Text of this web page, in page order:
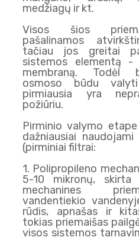
medžiagų ir kt.
Visos šios
pašalinamos
tačiau jos greitai
sistemos elementą -
membraną. Todėl
osmoso būdu
pirmiausia yra
požiūriu.
Pirminio valymo
dažniausiai
(pirminiai filtrai:
1. Polipropileno
5-10 mikronų,
mechanines
vandentiekio
rūdis, apnašas ir
tokias priemaišas
visos sistemos